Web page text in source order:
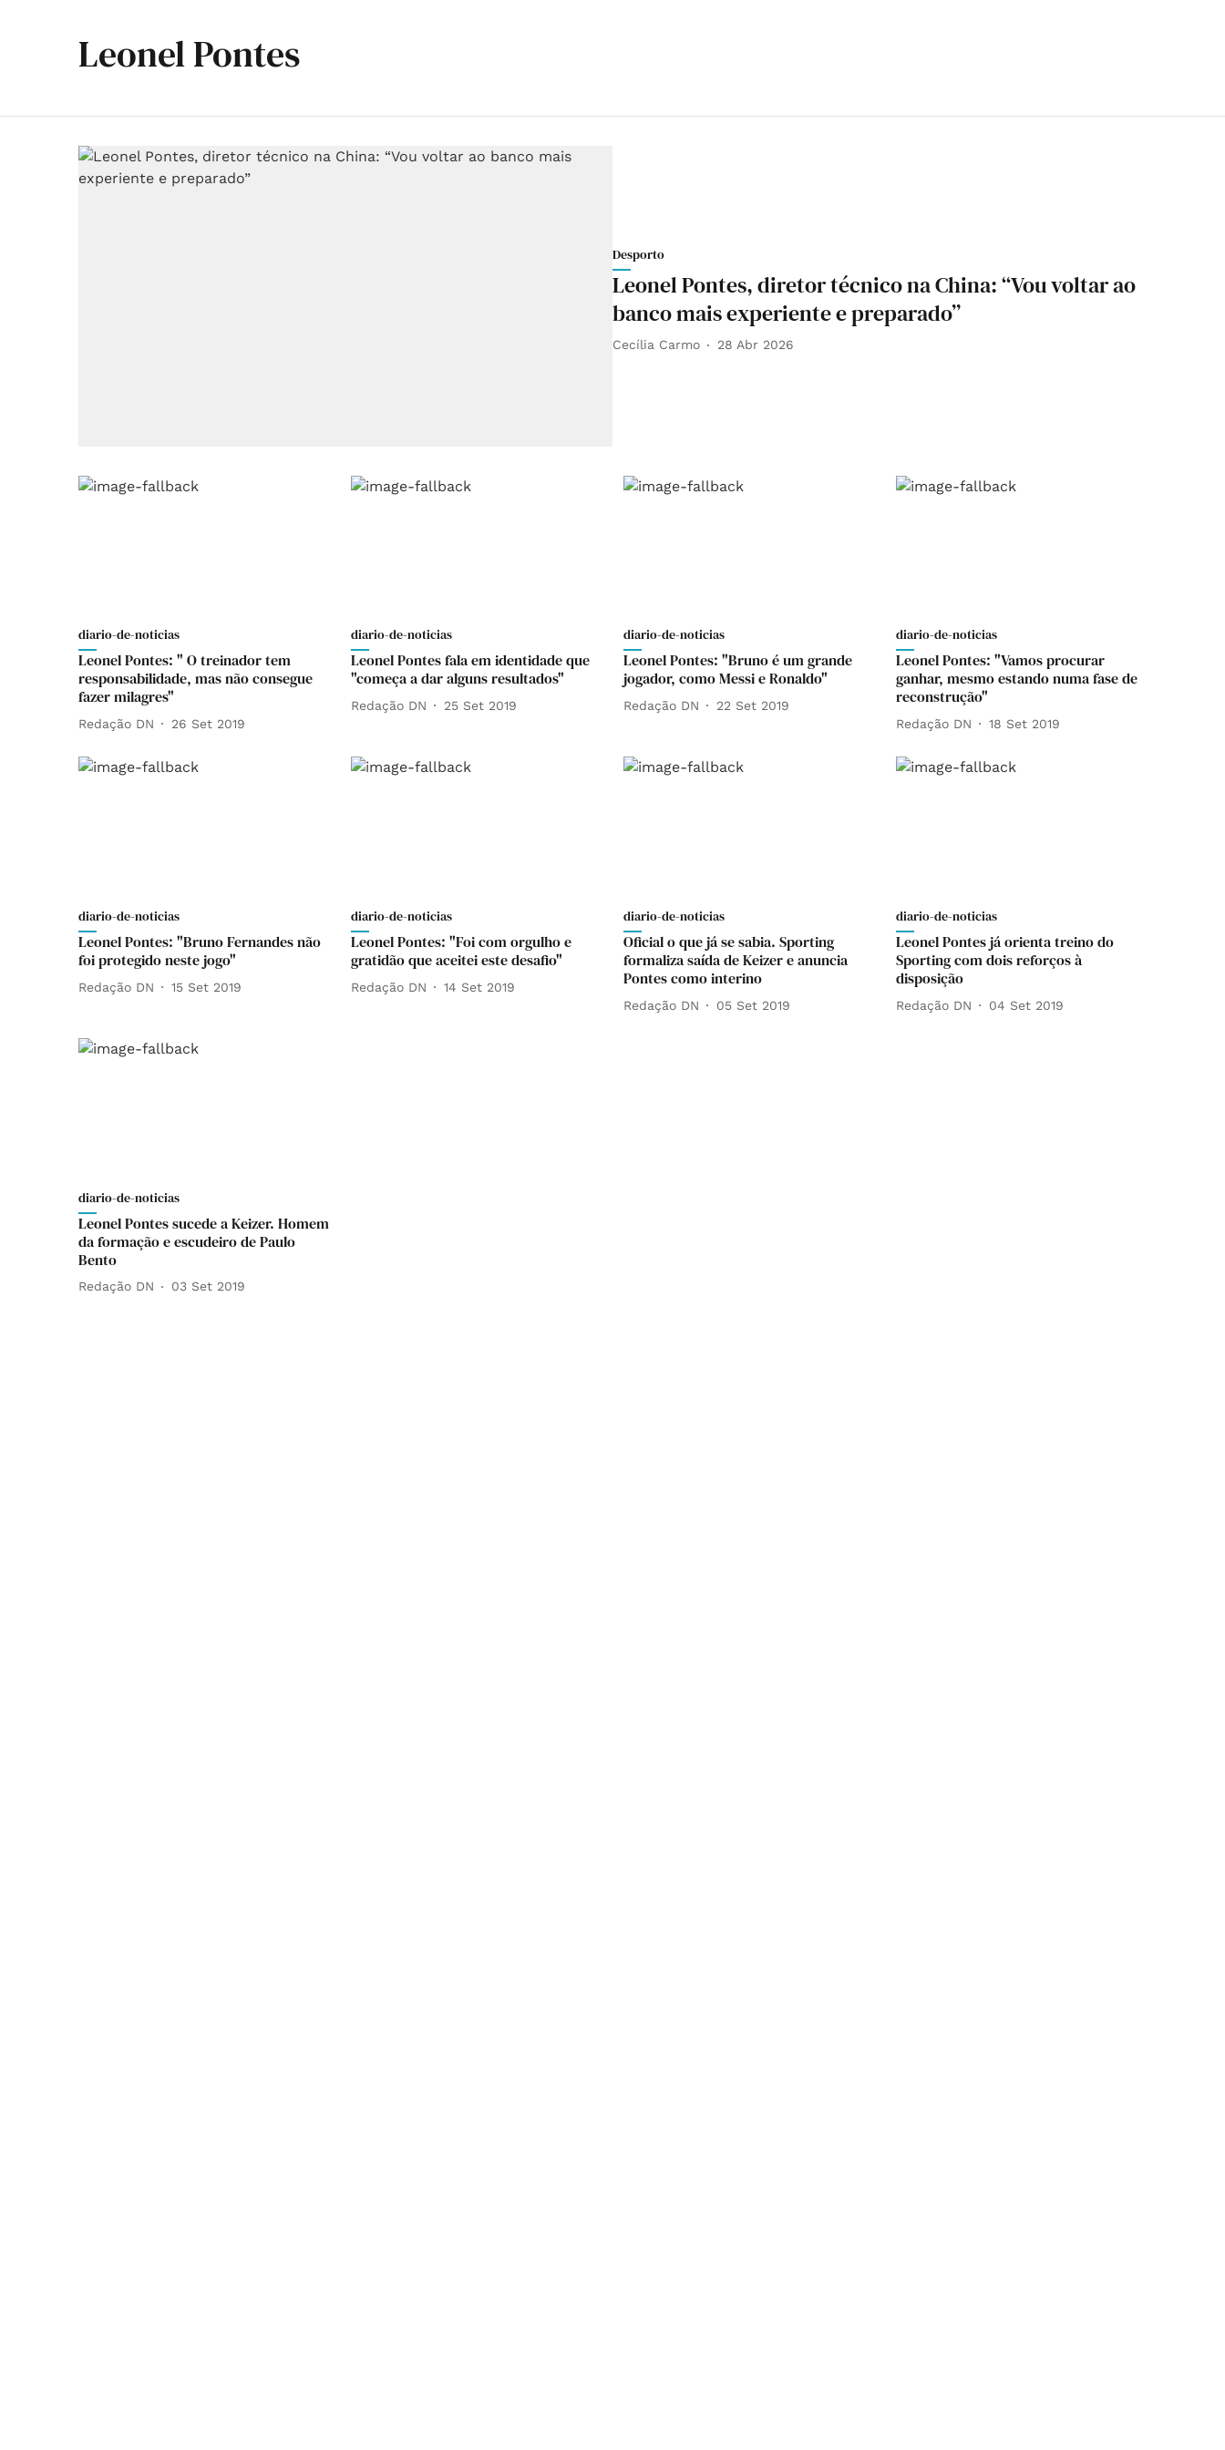
Leonel Pontes
Desporto
Leonel Pontes, diretor técnico na China: “Vou voltar ao
banco mais experiente e preparado”
Cecília Carmo 28 Abr 2026
diario-de-noticias
Leonel Pontes: " O treinador tem
responsabilidade, mas não consegue
fazer milagres"
Redação DN 26 Set 2019
diario-de-noticias
Leonel Pontes fala em identidade que
"começa a dar alguns resultados"
Redação DN 25 Set 2019
diario-de-noticias
Leonel Pontes: "Bruno é um grande
jogador, como Messi e Ronaldo"
Redação DN 22 Set 2019
diario-de-noticias
Leonel Pontes: "Vamos procurar
ganhar, mesmo estando numa fase de
reconstrução"
Redação DN 18 Set 2019
diario-de-noticias
Leonel Pontes: "Bruno Fernandes não
foi protegido neste jogo"
Redação DN 15 Set 2019
diario-de-noticias
Leonel Pontes: "Foi com orgulho e
gratidão que aceitei este desafio"
Redação DN 14 Set 2019
diario-de-noticias
Oficial o que já se sabia. Sporting
formaliza saída de Keizer e anuncia
Pontes como interino
Redação DN 05 Set 2019
diario-de-noticias
Leonel Pontes já orienta treino do
Sporting com dois reforços à
disposição
Redação DN 04 Set 2019
diario-de-noticias
Leonel Pontes sucede a Keizer. Homem
da formação e escudeiro de Paulo
Bento
Redação DN 03 Set 2019